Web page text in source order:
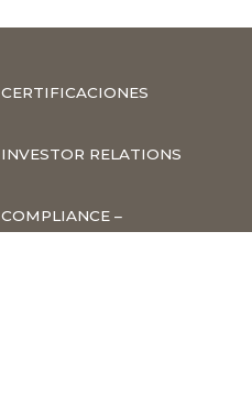
CERTIFICACIONES
INVESTOR RELATIONS
COMPLIANCE –
DENUNCIAS